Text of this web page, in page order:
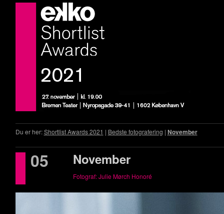
Du er her:Shortlist Awards 2021 | Bedste fotografering | November
05 November
Fotograf: Julie Mørch Honoré